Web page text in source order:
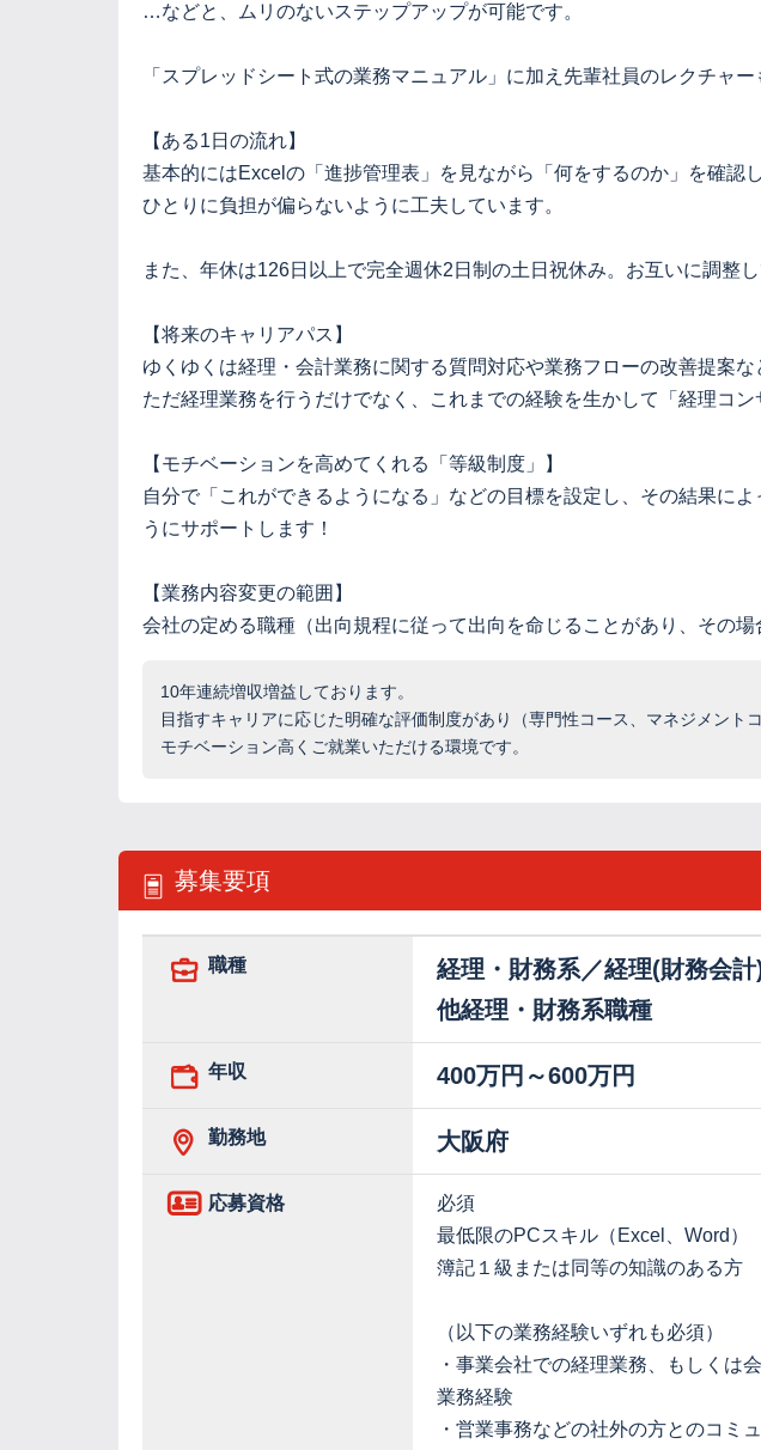
…などと、ムリのないステップアップが可能です。
「スプレッドシート式の業務マニュアル」に加え先輩社員のレクチャ
【ある1日の流れ】
基本的にはExcelの「進捗管理表」を見ながら「何をするのか」を確認
ひとりに負担が偏らないように工夫しています。
また、年休は126日以上で完全週休2日制の土日祝休み。お互いに調整
【将来のキャリアパス】
ゆくゆくは経理・会計業務に関する質問対応や業務フローの改善提案な
ただ経理業務を行うだけでなく、これまでの経験を生かして「経理コ
【モチベーションを高めてくれる「等級制度」】
自分で「これができるようになる」などの目標を設定し、その結果に
うにサポートします！
【業務内容変更の範囲】
会社の定める職種（出向規程に従って出向を命じることがあり、その場
10年連続増収増益しております。
目指すキャリアに応じた明確な評価制度があり（専門性コース、マネジメントコ
モチベーション高くご就業いただける環境です。
募集要項
職種
経理・財務系／経理(財務会
他経理・財務系職種
年収 400万円～600万円
勤務地 大阪府
応募資格
必須
最低限のPCスキル（Excel、Word）
簿記１級または同等の知識のある方
（以下の業務経験いずれも必須）
・事業会社での経理業務、もしくは
業務経験
・営業事務などの社外の方とのコミ